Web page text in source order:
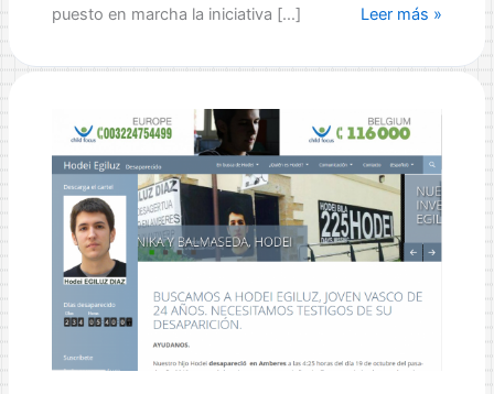
puesto en marcha la iniciativa […]
Deusto
Social
fondos
para
las
personas
refugiadas
sirias
través
su
Leer más »